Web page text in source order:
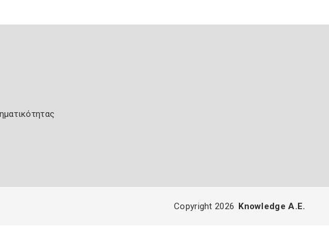
Copyright 2026 Knowledge A.E.